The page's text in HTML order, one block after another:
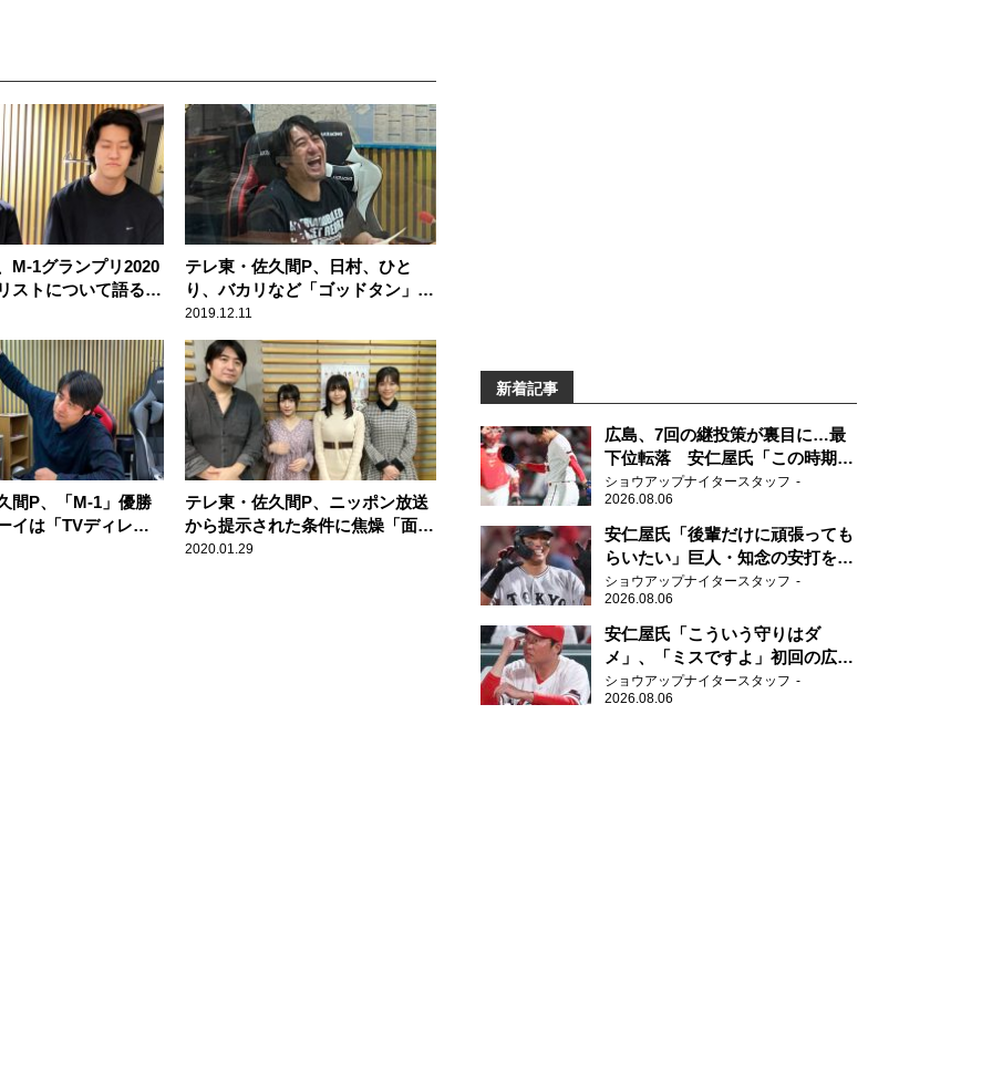
M-1グランプリ2020
ストについて語る
テレ東・佐久間P、日村、ひと
り、バカリなど「ゴッドタン」豪
華メンバーとの打ち上げを語る
2019.12.11
間P、「M-1」優勝
イは「TVディレク
テレ東・佐久間P、ニッポン放送
から提示された条件に焦燥「面倒
くさいことになった……」
2020.01.29
新着記事
広島、7回の継投策が裏目に…最
下位転落 安仁屋氏「この時期に
来て勉強はない」
ショウアップナイタースタッフ
2026.08.06
安仁屋氏「後輩だけに頑張っても
らいたい」巨人・知念の安打を喜
ぶ
ショウアップナイタースタッフ
2026.08.06
安仁屋氏「こういう守りはダ
メ」、「ミスですよ」初回の広島
の守備に苦言
ショウアップナイタースタッフ
2026.08.06